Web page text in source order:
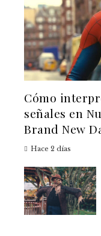
Cómo
señales en
Brand New
Hace 2 días